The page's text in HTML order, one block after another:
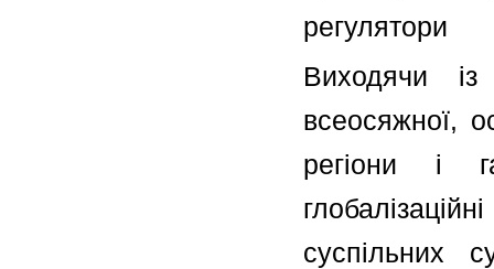
регулятори
Виходячи із
всеосяжної,
регіони і
суспільних